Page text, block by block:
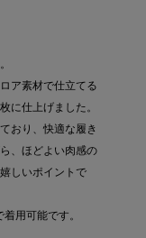
ア素材で仕立てる
に仕上げました。
おり、快適な履き
、ほどよい肉感の
しいポイントで
用可能です。